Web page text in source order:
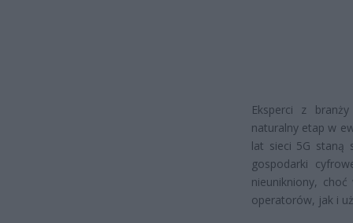
Eksperci z
naturalny etap w
lat sieci 5G staną
gospodarki
nieunikniony,
operatorów, jak i